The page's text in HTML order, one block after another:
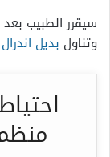
سيقرر الطبيب
وتناول بديل اندرال